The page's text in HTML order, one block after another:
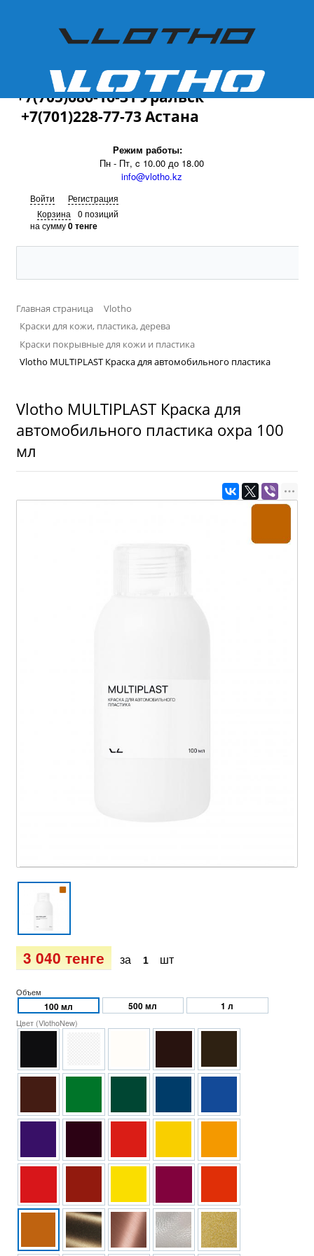
+7(701)228-77-73
+7(705)686-16-31 Уральск
+7(701)228-77-73 Астана
Режим работы:
Пн - Пт, c 10.00 до 18.00
info@vlotho.kz
Войти
Регистрация
Корзина
0 позиций
на сумму0 тенге
Главная страница
Vlotho
Краски для кожи, пластика, дерева
Краски покрывные для кожи и пластика
Vlotho MULTIPLAST Краска для автомобильного пластика
Vlotho MULTIPLAST Краска для
автомобильного пластика охра 100
мл
3 040 тенге за шт
Объем
100 мл 500 мл 1 л
Цвет (VlothoNew)